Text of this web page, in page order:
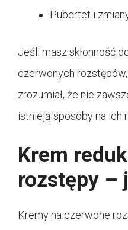
Pubertet i
Jeśli masz skłonność
czerwonych
zrozumiał, że nie
istnieją sposoby na ich
Krem
rozstępy –
Kremy na czerwone